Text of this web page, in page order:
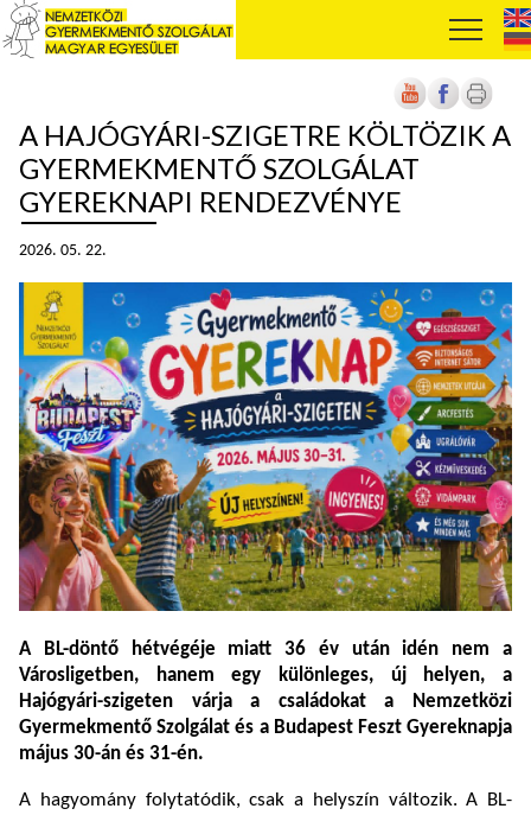
A HAJÓGYÁRI-SZIGETRE KÖLTÖZIK A
GYERMEKMENTŐ SZOLGÁLAT
GYEREKNAPI RENDEZVÉNYE
2026. 05. 22.
A BL-döntő hétvégéje miatt 36 év után idén nem a
Városligetben, hanem egy különleges, új helyen, a
Hajógyári-szigeten várja a családokat a Nemzetközi
Gyermekmentő Szolgálat és a Budapest Feszt Gyereknapja
május 30-án és 31-én.
A hagyomány folytatódik, csak a helyszín változik. A BL-